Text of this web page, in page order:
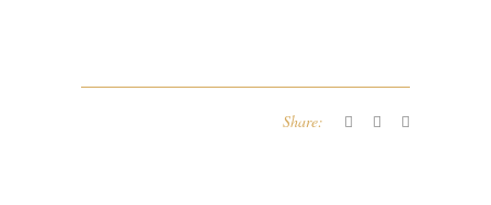
Share: